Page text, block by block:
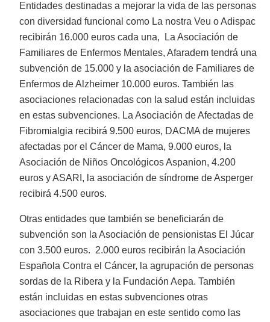
Entidades destinadas a mejorar la vida de las personas
con diversidad funcional como La nostra Veu o Adispac
recibirán 16.000 euros cada una, La Asociación de
Familiares de Enfermos Mentales, Afaradem tendrá una
subvención de 15.000 y la asociación de Familiares de
Enfermos de Alzheimer 10.000 euros. También las
asociaciones relacionadas con la salud están incluidas
en estas subvenciones. La Asociación de Afectadas de
Fibromialgia recibirá 9.500 euros, DACMA de mujeres
afectadas por el Cáncer de Mama, 9.000 euros, la
Asociación de Niños Oncológicos Aspanion, 4.200
euros y ASARI, la asociación de síndrome de Asperger
recibirá 4.500 euros.
Otras entidades que también se beneficiarán de
subvención son la Asociación de pensionistas El Júcar
con 3.500 euros. 2.000 euros recibirán la Asociación
Española Contra el Cáncer, la agrupación de personas
sordas de la Ribera y la Fundación Aepa. También
están incluidas en estas subvenciones otras
asociaciones que trabajan en este sentido como las